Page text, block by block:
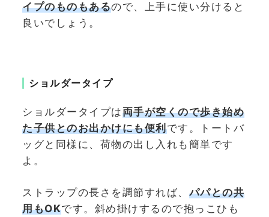
イプのものもあるので、上手に使い分けると
良いでしょう。
ショルダータイプ
ショルダータイプは両手が空くので歩き始め
た子供とのお出かけにも便利です。トートバ
ッグと同様に、荷物の出し入れも簡単です
よ。
ストラップの長さを調節すれば、パパとの共
用もOKです。斜め掛けするので抱っこひも